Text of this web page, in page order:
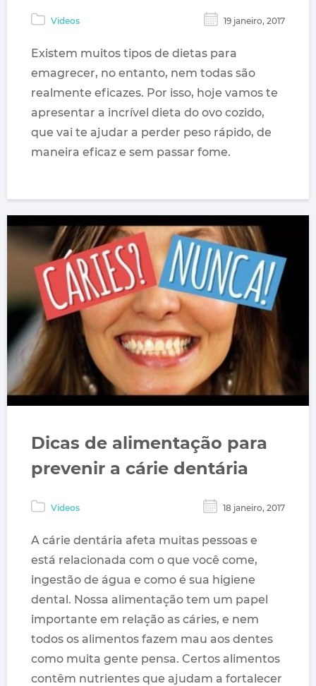
Videos 19 janeiro, 2017
Existem muitos tipos de dietas para
emagrecer, no entanto, nem todas são
realmente eficazes. Por isso, hoje vamos te
apresentar a incrível dieta do ovo cozido,
que vai te ajudar a perder peso rápido, de
maneira eficaz e sem passar fome.
Dicas de alimentação para
prevenir a cárie dentária
Videos 18 janeiro, 2017
A cárie dentária afeta muitas pessoas e
está relacionada com o que você come,
ingestão de água e como é sua higiene
dental. Nossa alimentação tem um papel
importante em relação as cáries, e nem
todos os alimentos fazem mau aos dentes
como muita gente pensa. Certos alimentos
contêm nutrientes que ajudam a fortalecer